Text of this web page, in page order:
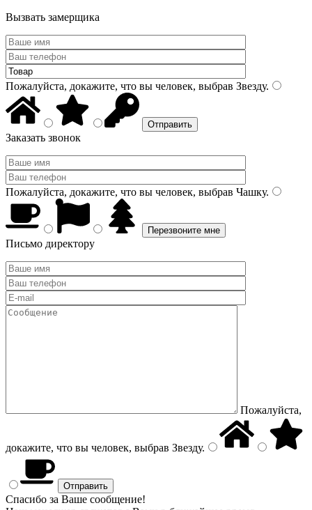
Вызвать замерщика
Пожалуйста, докажите, что вы человек, выбрав Звезду.
Заказать звонок
Пожалуйста, докажите, что вы человек, выбрав Чашку.
Письмо директору
Пожалуйста,
докажите, что вы человек, выбрав Звезду.
Спасибо за Ваше сообщение!